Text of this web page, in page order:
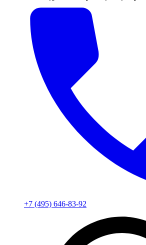
+7 (495) 646-83-92